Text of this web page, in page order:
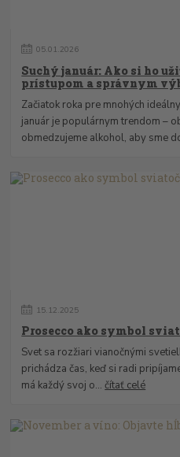
05.01.2026
Suchý január: Ako si ho
prístupom a správnym
Začiatok roka pre mnohých
január je populárnym trendom –
obmedzujeme alkohol, aby sme
15. 12.2025
Prosecco ako symbol
Svet sa rozžiari vianočnými
prichádza čas, keď si radi
má každý svoj o...čítať celé